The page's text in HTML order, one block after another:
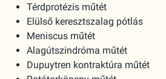
Térdprotézis műtét
Elülső keresztszalag pótlás
Meniscus műtét
Alagútszindróma műtét
Dupuytren kontraktúra műtét